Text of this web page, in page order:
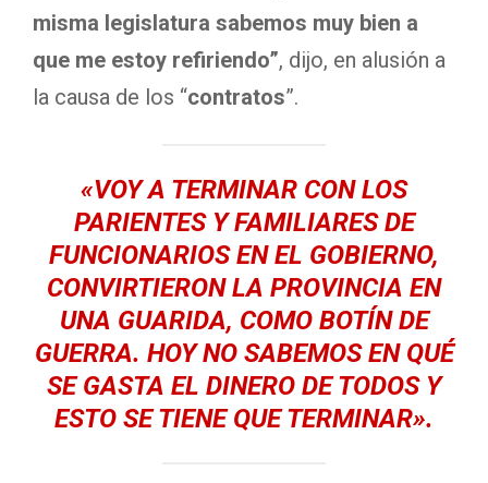
misma legislatura sabemos muy bien a
que me estoy refiriendo”, dijo, en alusión a
la causa de los “contratos”.
«VOY A TERMINAR CON LOS
PARIENTES Y FAMILIARES DE
FUNCIONARIOS EN EL GOBIERNO,
CONVIRTIERON LA PROVINCIA EN
UNA GUARIDA, COMO BOTÍN DE
GUERRA. HOYNO SABEMOS EN QUÉ
SE GASTA EL DINERO DE TODOSY
ESTO SE TIENE QUE TERMINAR».